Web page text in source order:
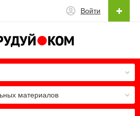
Войти
материалов